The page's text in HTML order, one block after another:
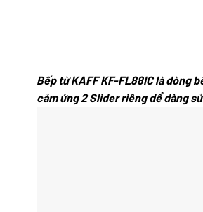
Bếp từ KAFF KF-FL88IC là dòng
cảm ứng 2 Slider riêng dể dàng